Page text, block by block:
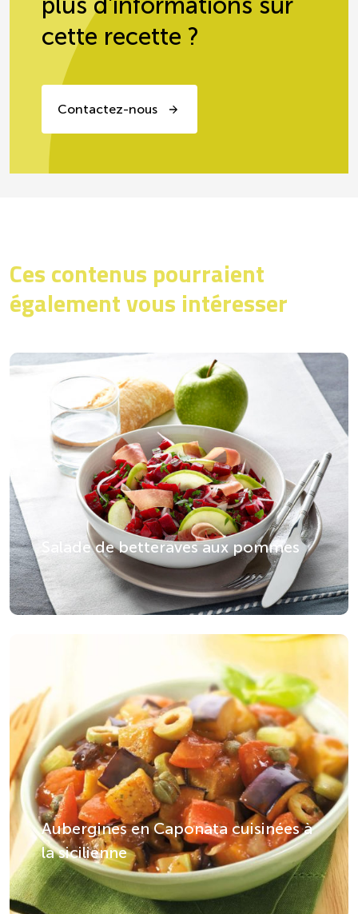
cette recette ?
Contactez-nous
Ces contenus pourraient
également vous intéresser
Salade de betteraves aux pommes
Aubergines en Caponata cuisinées à
la sicilienne